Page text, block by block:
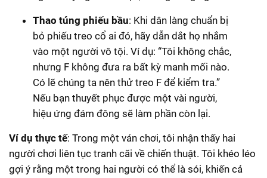
Thao túng phiếu bầu: Khi dân làng chuẩn bị
bỏ phiếu treo cổ ai đó, hãy dẫn dắt họ nhắm
vào một người vô tội. Ví dụ: “Tôi không chắc,
nhưng F không đưa ra bất kỳ manh mối nào.
Có lẽ chúng ta nên thử treo F để kiểm tra.”
Nếu bạn thuyết phục được một vài người,
hiệu ứng đám đông sẽ làm phần còn lại.
Ví dụ thực tế: Trong một ván chơi, tôi nhận thấy hai
người chơi liên tục tranh cãi về chiến thuật. Tôi khéo léo
gợi ý rằng một trong hai người có thể là sói, khiến cả